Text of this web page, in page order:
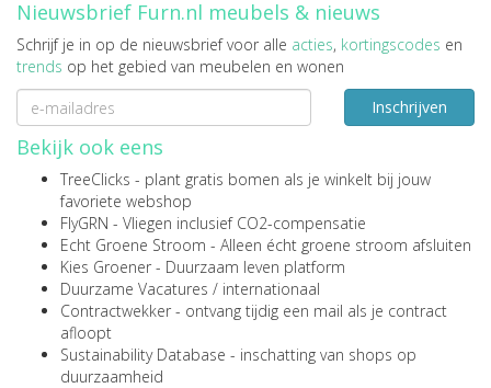
Nieuwsbrief Furn.nl meubels & nieuws
Schrijf je in op de nieuwsbrief voor alle acties, kortingscodes en
trends op het gebied van meubelen en wonen
Inschrijven
Bekijk ook eens
TreeClicks - plant gratis bomen als je winkelt bij jouw
favoriete webshop
FlyGRN - Vliegen inclusief CO2-compensatie
Echt Groene Stroom - Alleen écht groene stroom afsluiten
Kies Groener - Duurzaam leven platform
Duurzame Vacatures / internationaal
Contractwekker - ontvang tijdig een mail als je contract
afloopt
Sustainability Database - inschatting van shops op
duurzaamheid